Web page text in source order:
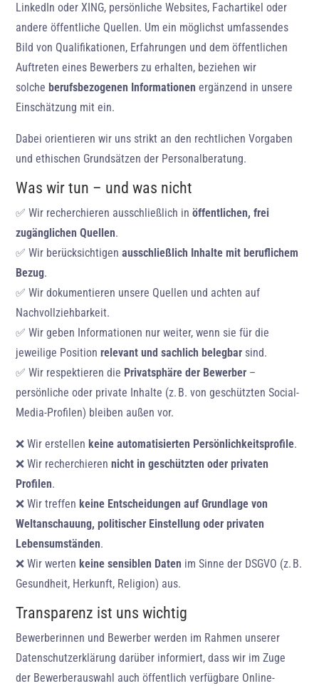
LinkedIn oder XING, persönliche Websites, Fachartikel oder
andere öffentliche Quellen. Um ein möglichst umfassendes
Bild von Qualifikationen, Erfahrungen und dem öffentlichen
Auftreten eines Bewerbers zu erhalten, beziehen wir
solche berufsbezogenen Informationen ergänzend in unsere
Einschätzung mit ein.
Dabei orientieren wir uns strikt an den rechtlichen Vorgaben
und ethischen Grundsätzen der Personalberatung.
Was wir tun – und was nicht
✅ Wir recherchieren ausschließlich inöffentlichen, frei
zugänglichen Quellen.
✅ Wir berücksichtigenausschließlich Inhalte mit beruflichem
Bezug.
✅ Wir dokumentieren unsere Quellen und achten auf
Nachvollziehbarkeit.
✅ Wir geben Informationen nur weiter, wenn sie für die
jeweilige Positionrelevant und sachlich belegbar sind.
✅ Wir respektieren die Privatsphäre der Bewerber –
persönliche oder private Inhalte (z. B. von geschützten Social-
Media-Profilen) bleiben außen vor.
❌ Wir erstellen keine automatisierten Persönlichkeitsprofile.
❌ Wir recherchierennicht in geschützten oder privaten
Profilen.
❌ Wir treffen keine Entscheidungen auf Grundlage von
Weltanschauung, politischer Einstellung oder privaten
Lebensumständen.
❌ Wir werten keine sensiblen Daten im Sinne der DSGVO (z. B.
Gesundheit, Herkunft, Religion) aus.
Transparenz ist uns wichtig
Bewerberinnen und Bewerber werden im Rahmen unserer
Datenschutzerklärung darüber informiert, dass wir im Zuge
der Bewerberauswahl auch öffentlich verfügbare Online-